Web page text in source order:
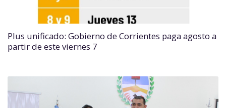
Plus unificado: Gobierno de Corrientes paga agosto a
partir de este viernes 7